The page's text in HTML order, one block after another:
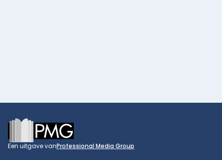
Footer
Een uitgave vanProfessional Media Group